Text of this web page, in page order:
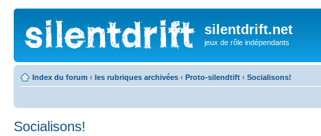
silentdrift.net
jeux de rôle indépendants
Index du forum ‹ les rubriques archivées ‹ Proto-silendtift ‹ Socialisons!
Socialisons!